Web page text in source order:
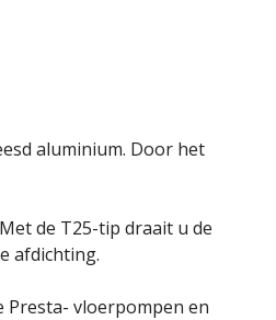
aluminium. Door het
de T25-tip draait u de
afdichting.
Presta- vloerpompen en